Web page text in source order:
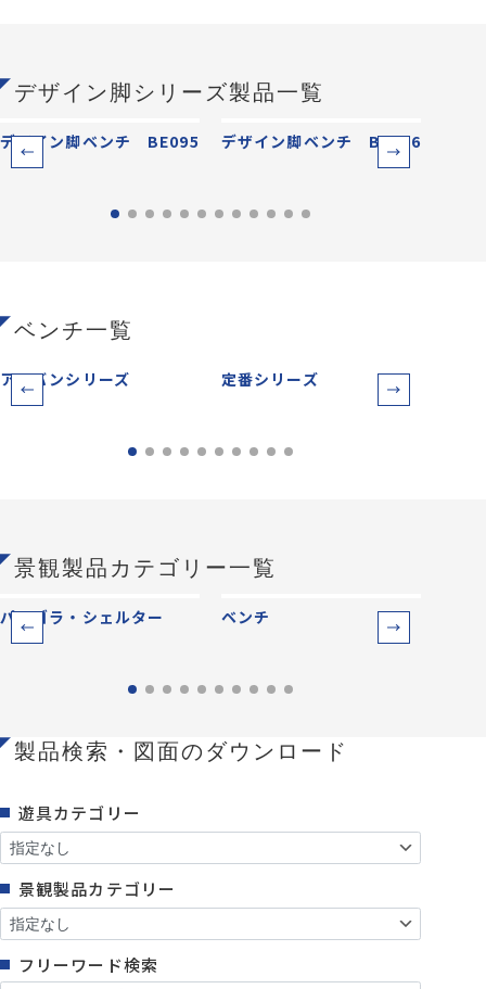
デザイン脚シリーズ製品一覧
デザイン脚ベンチ BE095 デザイン脚ベンチ BE096
ベンチ一覧
アーバンシリーズ 定番シリーズ
景観製品カテゴリー一覧
パーゴラ・シェルター ベンチ
製品検索・図面のダウンロード
遊具カテゴリー
景観製品カテゴリー
フリーワード検索